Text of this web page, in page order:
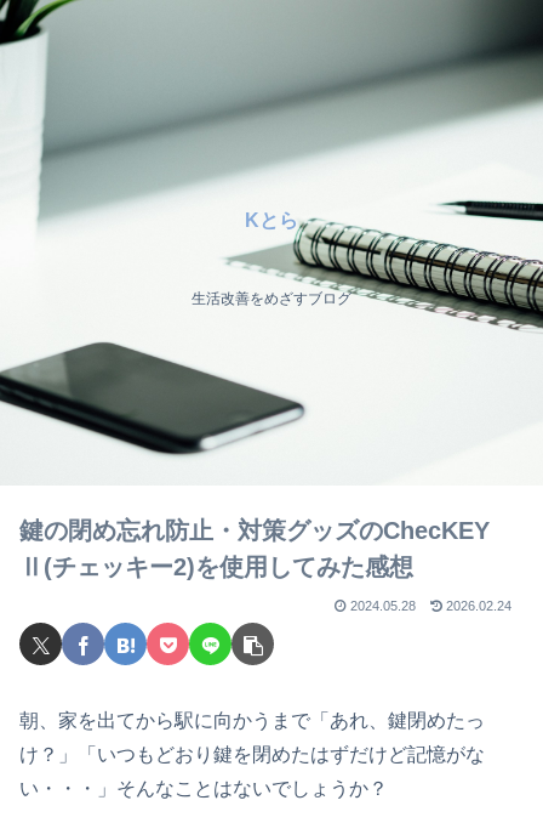
Kとら
生活改善をめざすブログ
鍵の閉め忘れ防止・対策グッズのChecKEY
Ⅱ(チェッキー2)を使用してみた感想
2024.05.28 2026.02.24
朝、家を出てから駅に向かうまで「あれ、鍵閉めたっ
け？」「いつもどおり鍵を閉めたはずだけど記憶がな
い・・・」そんなことはないでしょうか？